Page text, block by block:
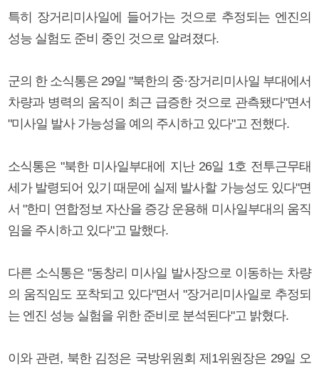
특히 장거리미사일에 들어가는 것으로 추정되는 엔진의
성능 실험도 준비 중인 것으로 알려졌다.
군의 한 소식통은 29일 "북한의 중·장거리미사일 부대에서
차량과 병력의 움직이 최근 급증한 것으로 관측됐다"면서
"미사일 발사 가능성을 예의 주시하고 있다"고 전했다.
소식통은 "북한 미사일부대에 지난 26일 1호 전투근무태
세가 발령되어 있기 때문에 실제 발사할 가능성도 있다"면
서 "한미 연합정보 자산을 증강 운용해 미사일부대의 움직
임을 주시하고 있다"고 말했다.
다른 소식통은 "동창리 미사일 발사장으로 이동하는 차량
의 움직임도 포착되고 있다"면서 "장거리미사일로 추정되
는 엔진 성능 실험을 위한 준비로 분석된다"고 밝혔다.
이와 관련, 북한 김정은 국방위원회 제1위원장은 29일 오